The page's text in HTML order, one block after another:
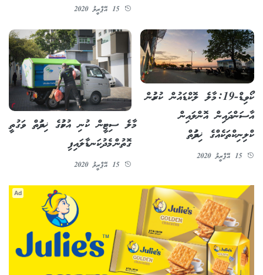
15 އޭޕްރީލު 2020
ކޯވިޑް-19: މާލެ ލޮކްޑައުން ކުރުމުން
އާސަންދައިން އޮންލައިން
ކްލިނިކްތަކެއްގެ ޚިދުމަތް
15 އޭޕްރީލު 2020
މާލެ ސިޓީން ކުނި އުކުމުގެ ޚިދުމަތް ވަގުތީ
ގޮތުން މެދުކަނޑާލައިފި
15 އޭޕްރީލު 2020
Ad